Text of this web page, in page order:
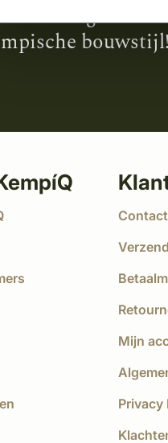
ontvang het
bouwstijl!
Contact
Mijn
Privacy